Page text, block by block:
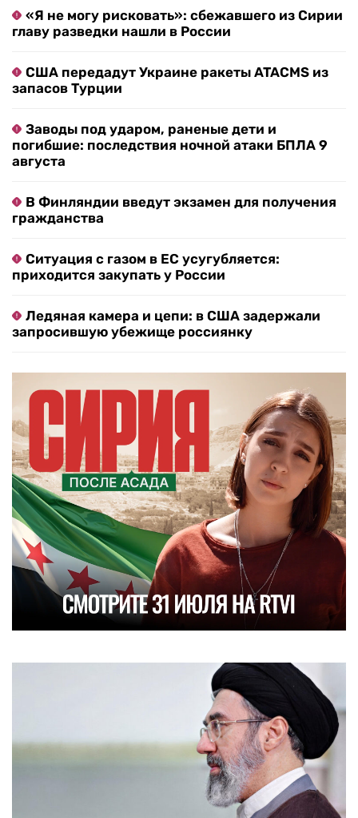
«Я не могу рисковать»: сбежавшего из Сирии
главу разведки нашли в России
США передадут Украине ракеты ATACMS из
запасов Турции
Заводы под ударом, раненые дети и
погибшие: последствия ночной атаки БПЛА 9
августа
В Финляндии введут экзамен для получения
гражданства
Ситуация с газом в ЕС усугубляется:
приходится закупать у России
Ледяная камера и цепи: в США задержали
запросившую убежище россиянку